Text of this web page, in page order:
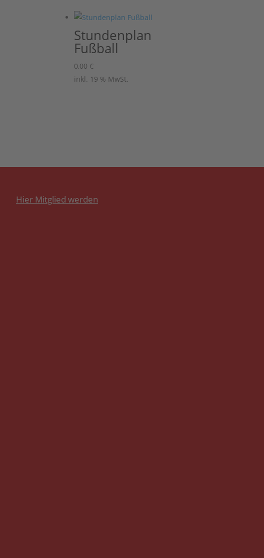
Stundenplan
Fußball
0,00 €
inkl. 19 % MwSt.
Hier Mitglied werden